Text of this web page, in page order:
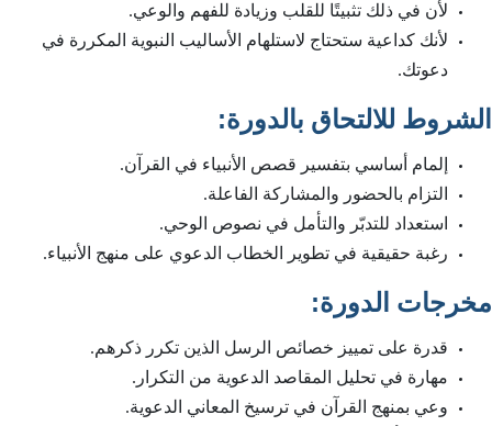
لأن في ذلك تثبيتًا للقلب وزيادة للفهم والوعي.
لأنك كداعية ستحتاج لاستلهام الأساليب النبوية المكررة في
دعوتك.
الشروط للالتحاق بالدورة:
إلمام أساسي بتفسير قصص الأنبياء في القرآن.
التزام بالحضور والمشاركة الفاعلة.
استعداد للتدبّر والتأمل في نصوص الوحي.
رغبة حقيقية في تطوير الخطاب الدعوي على منهج الأنبياء.
مخرجات الدورة:
قدرة على تمييز خصائص الرسل الذين تكرر ذكرهم.
مهارة في تحليل المقاصد الدعوية من التكرار.
وعي بمنهج القرآن في ترسيخ المعاني الدعوية.